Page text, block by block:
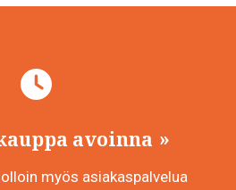
avoinna
myös asiakaspalvelua